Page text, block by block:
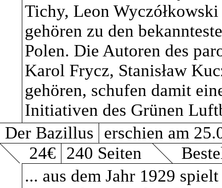
Tichy, Leon
gehören zu den
Polen. Die Autoren des
Karol Frycz, Stanisław
gehören, schufen damit
Initiativen des Grünen
Der Bazillus erschien am
24€ 240 Seiten
... aus dem Jahr 1929
Kommunikation
VERWENDETE
„Personenbezogene
Informationen, die